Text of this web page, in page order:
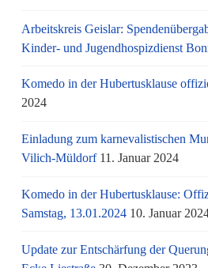
Arbeitskreis Geislar:
Kinder- und Jugendhospizdienst
Komedo in der Hubertusklause
2024
Einladung zum karnevalistischen
Vilich-Müldorf 11. Januar 2024
Komedo in der Hubertusklause:
Samstag, 13.01.2024 10. Januar
Update zur Entschärfung der